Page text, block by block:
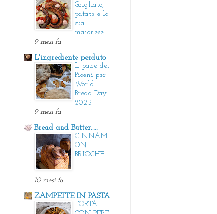
Grigliato,
patate e la
sua
maionese
9 mesi fa
L'ingrediente perduto
Il pane dei
Piceni per
World
Bread Day
2025
9 mesi fa
Bread and Butter.....
CINNAM
ON
BRIOCHE
10 mesi fa
ZAMPETTE IN PASTA
TORTA